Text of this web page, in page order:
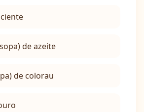
de azeite
de colorau